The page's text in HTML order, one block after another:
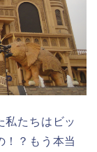
私たちはビッ
！？もう本当